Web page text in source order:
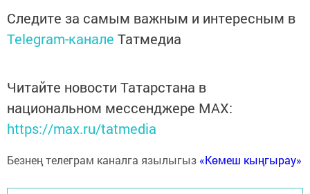
Следите за самым важным и интересным в
Telegram-канале Татмедиа
Читайте новости Татарстана в
национальном мессенджере MАХ:
https://max.ru/tatmedia
Безнең телеграм каналга язылыгыз «Көмеш кыңгырау»